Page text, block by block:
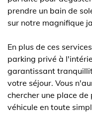
prendre un bain de
sur notre magnifique
En plus de ces
parking privé à
garantissant
votre séjour. Vous
chercher une place
véhicule en toute